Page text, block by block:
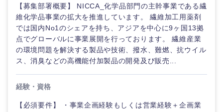
管理
SCM
人事
マーケテ
ィング
M&A・事業投資
経営企画
政策渉外
マーケティング
営業
サービス
クリエイティブ
コンサルタント
素材・化学・金属
食品・化粧品・アパレル・消費財
メディカル・ヘルスケア・ライフサイエンス
関東地方
茨城県 栃木県
群馬県
フリーワード
こだわり条件を入力ください
急募 第二新卒
【募集部署概要】 NICCA_化学品部門の主幹事業である繊
維化学品事業の拡大を推進しています。 繊維加工用薬剤
では国内No1のシェアを持ち、アジアを中心に9ヶ国13拠
点でグローバルに事業展開を行っております。 繊維産業
の環境問題を解決する製品や技術、撥水、難燃、抗ウイル
ス、消臭などの高機能付加製品の開発及び販売...
経験・資格
【必須要件】 ・事業企画経験もしくは営業経験＋企画業